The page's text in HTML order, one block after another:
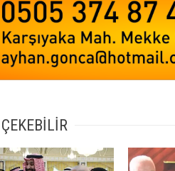
ÇEKEBİLİR